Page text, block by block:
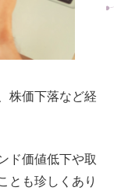
株価下落など経
ド価値低下や取
とも珍しくあり